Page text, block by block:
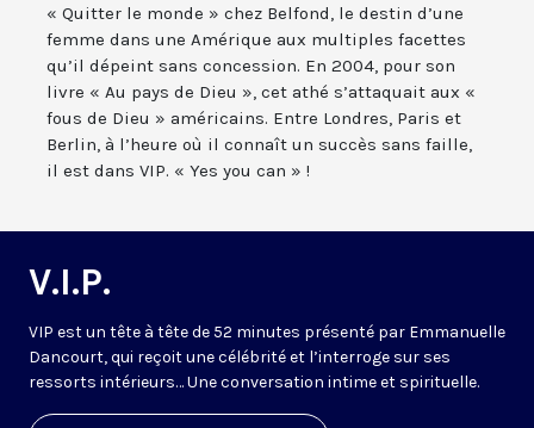
« Quitter le monde » chez Belfond, le destin d’une
femme dans une Amérique aux multiples facettes
qu’il dépeint sans concession. En 2004, pour son
livre « Au pays de Dieu », cet athé s’attaquait aux «
fous de Dieu » américains. Entre Londres, Paris et
Berlin, à l’heure où il connaît un succès sans faille,
il est dans VIP. « Yes you can » !
V.I.P.
VIP est un tête à tête de 52 minutes présenté par Emmanuelle
Dancourt, qui reçoit une célébrité et l’interroge sur ses
ressorts intérieurs… Une conversation intime et spirituelle.